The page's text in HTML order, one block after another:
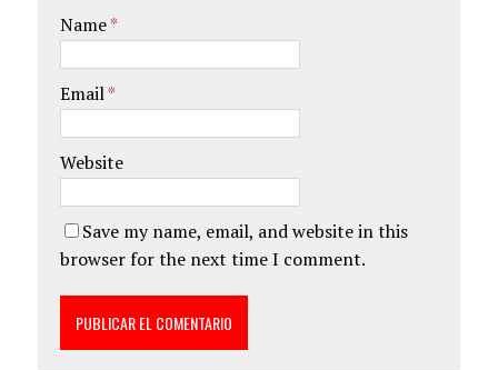
Name*
Email*
Website
Save my name, email, and website in this
browser for the next time I comment.